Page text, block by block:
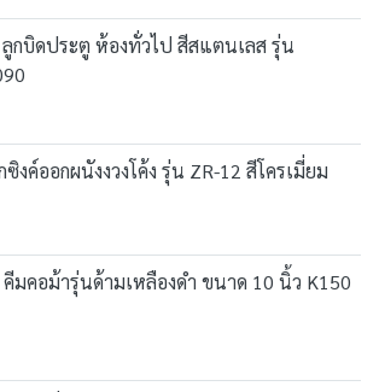
ลูกบิดประตู ห้องทั่วไป สีสแตนเลส รุ่น
ซิงค์ออกผนังงวงโค้ง รุ่น ZR-12 สีโครเมี่ยม
คีมคอม้ารุ่นด้ามเหลืองดำ ขนาด 10 นิ้ว K150